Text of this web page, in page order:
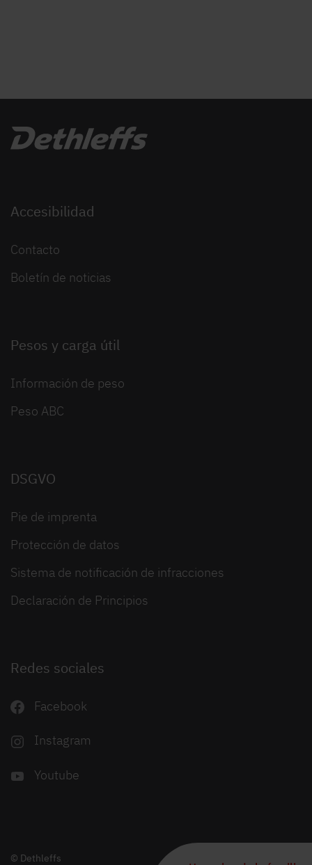
Accesibilidad
Contacto
Boletín de noticias
Pesos y carga útil
Información de peso
Peso ABC
DSGVO
Pie de imprenta
Protección de datos
Sistema de notificación de infracciones
Declaración de Principios
Redes sociales
Facebook
Instagram
Youtube
© Dethleffs